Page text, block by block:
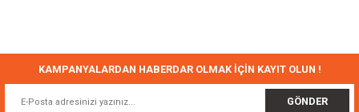
Ürün resmi kalitesiz, bozuk veya görüntülenemiyor.
KAMPANYALARDAN HABERDAR OLMAK İÇİN KAYIT OLUN !
GÖNDER